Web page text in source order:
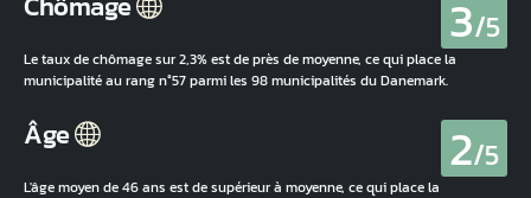
3/5
Le taux de chômage sur 2,3% est de près de moyenne, ce qui place la
municipalité au rang n°57 parmi les 98 municipalités du Danemark.
Âge 2/5
L'âge moyen de 46 ans est de supérieur à moyenne, ce qui place la